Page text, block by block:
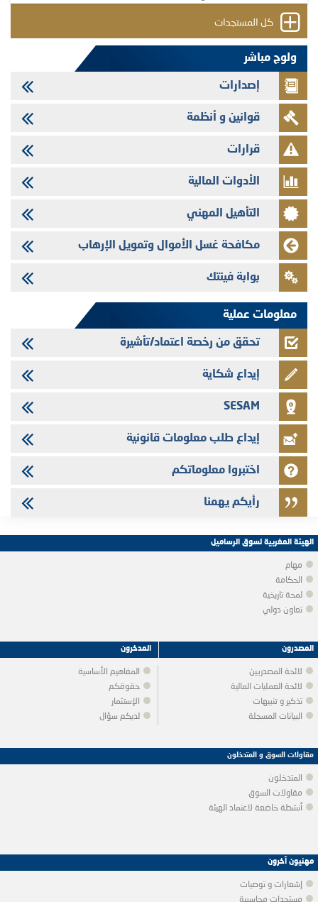
31/07/2026
VEOLIA ENVIRONNEMENT - تؤشر الهيئة المغربية لسوق الرساميل على
المنشور النهائي المتعلق بالزيادة في الرأسمال المخصصة لأجراء المجموعة
29/07/2026
وفابايل - التحيين السنوي لملف المعلومات المتعلق ببرنامج إصدار سندات
شركات التمويل
29/07/2026
تهنئة بمناسبة عيد العرش المجيد
29/07/2026
تنشر الهيئة المغربية لسوق الرساميل العدد الرابع عشر من مجلة سوق الرساميل
28/07/2026
Med Paper - تجاوز حد المساهمة 5%
24/07/2026
Saham Leasing - التحيين السنوي لملف المعلومات المتعلق ببرنامج إصدار
كل المستجدات
ولوج مباشر
إصدارات
قوانين و أنظمة
قرارات
الأدوات المالية
التأهيل المهني
مكافحة غسل الأموال وتمويل الإرهاب
بوابة فينتك
معلومات عملية
تحقق من رخصة اعتماد/تأشيرة
إيداع شكاية
SESAM
إيداع طلب معلومات قانونية
اختبروا معلوماتكم
رأيكم يهمنا
الهيئة المغربية لسوق الرساميل
مهام
الحكامة
لمحة تاريخية
تعاون دولي
المدخرون
المفاهيم الأساسية
حقوقكم
الإستثمار
لديكم سؤال
المصدرون
لائحة المصدريين
لائحة العمليات المالية
تذكير و تنبيهات
البيانات المسجلة
مقاولات السوق و المتدخلون
المتدخلون
مقاولات السوق
أنشطة خاضعة لاعتماد الهيئة
مهنيون آخرون
إشعارات و توصيات
مستجدات محاسبية